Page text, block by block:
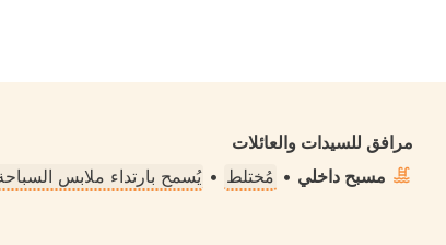
مرافق للسيدات والعائلات
مسبح داخلي • مُختلط • يُسمح بارتداء ملابس